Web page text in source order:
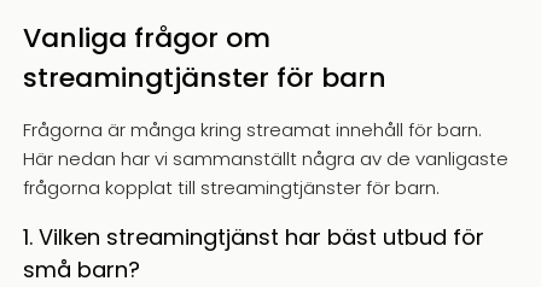
Vanliga frågor om
streamingtjänster för barn
Frågorna är många kring streamat innehåll för barn.
Här nedan har vi sammanställt några av de vanligaste
frågorna kopplat till streamingtjänster för barn.
1. Vilken streamingtjänst har bäst utbud för
små barn?